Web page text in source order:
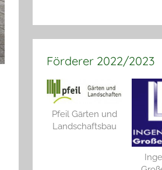
Förderer 2022/2023
Pfeil Gärten und
Landschaftsbau